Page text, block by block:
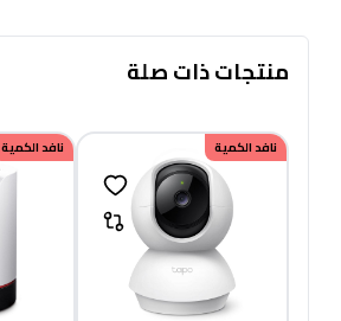
منتجات ذات صلة
نافد الكمية نافد الكمية